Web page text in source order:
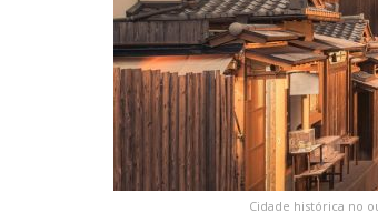
Cidade histórica no